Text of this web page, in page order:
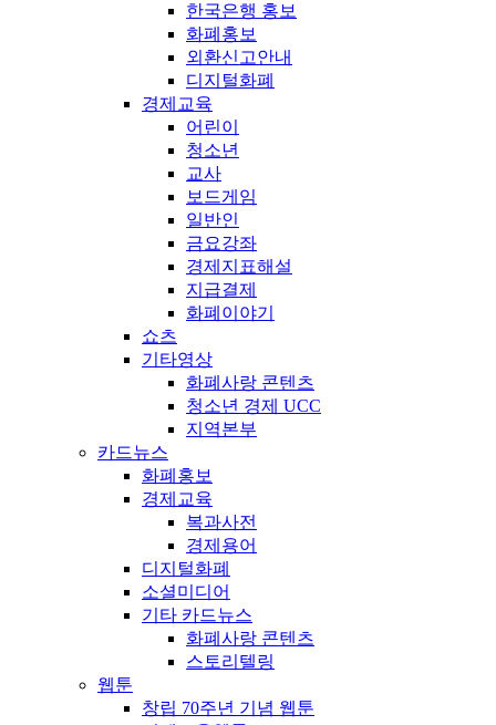
한국은행 홍보
화폐홍보
외환신고안내
디지털화폐
경제교육
어린이
청소년
교사
보드게임
일반인
금요강좌
경제지표해설
지급결제
화폐이야기
쇼츠
기타영상
화폐사랑 콘텐츠
청소년 경제 UCC
지역본부
카드뉴스
화폐홍보
경제교육
복과사전
경제용어
디지털화폐
소셜미디어
기타 카드뉴스
화폐사랑 콘텐츠
스토리텔링
웹툰
창립 70주년 기념 웹툰